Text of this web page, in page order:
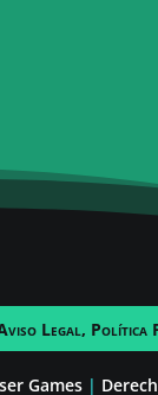
Legal, Política
Games |